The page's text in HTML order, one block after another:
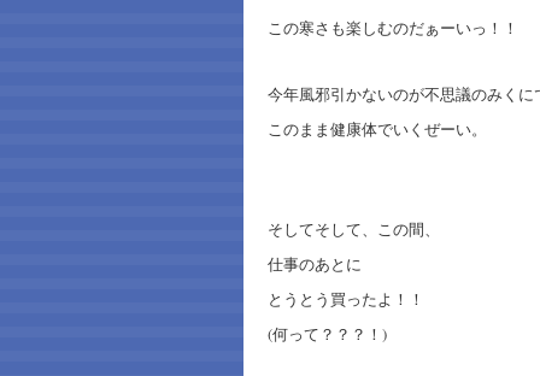
この寒さも楽しむのだぁーいっ！！
今年風邪引かないのが不思議のみくに
このまま健康体でいくぜーい。
そしてそして、この間、
仕事のあとに
とうとう買ったよ！！
(何って？？？！)